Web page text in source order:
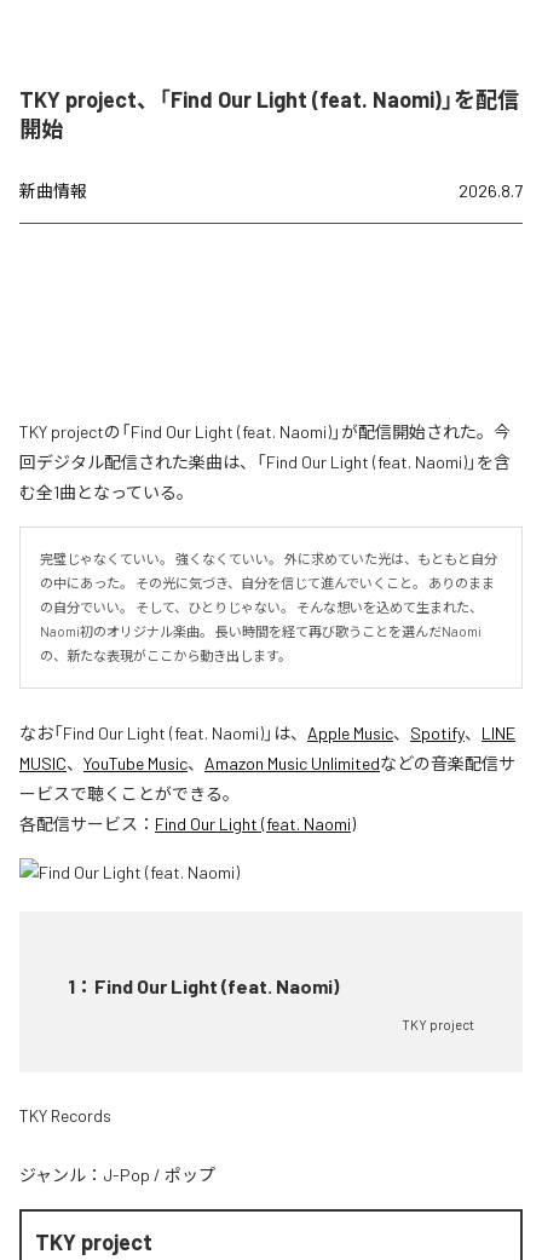
TKY project、「Find Our Light (feat. Naomi)」を配信
開始
新曲情報 2026.8.7
TKY projectの「Find Our Light (feat. Naomi)」が配信開始された。今
回デジタル配信された楽曲は、「Find Our Light (feat. Naomi)」を含
む全1曲となっている。
完璧じゃなくていい。 強くなくていい。 外に求めていた光は、もともと自分
の中にあった。 その光に気づき、自分を信じて進んでいくこと。 ありのまま
の自分でいい。 そして、ひとりじゃない。 そんな想いを込めて生まれた、
Naomi初のオリジナル楽曲。 長い時間を経て再び歌うことを選んだNaomi
の、新たな表現がここから動き出します。
なお「Find Our Light (feat. Naomi)」は、 Apple Music、 Spotify、 LINE
MUSIC、 YouTube Music、 Amazon Music Unlimitedなどの音楽配信サ
ービスで聴くことができる。
各配信サービス： Find Our Light (feat. Naomi)
1 ： Find Our Light (feat. Naomi)
TKY project
TKY Records
ジャンル： J-Pop / ポップ
TKY project